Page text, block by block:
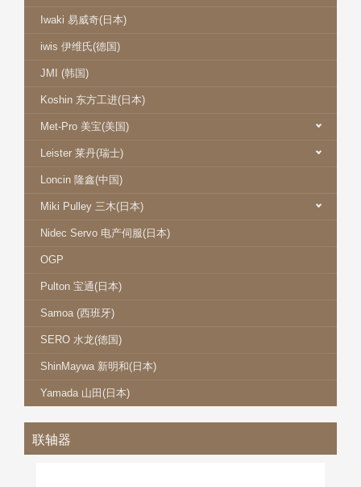
Iwaki 易威奇(日本)
iwis 伊维氏(德国)
JMI (韩国)
Koshin 东方工进(日本)
Met-Pro 美宝(美国)
Leister 莱丹(瑞士)
Loncin 隆鑫(中国)
Miki Pulley 三木(日本)
Nidec Servo 电产伺服(日本)
OGP
Pulton 宝通(日本)
Samoa (西班牙)
SERO 水龙(德国)
ShinMaywa 新明和(日本)
Yamada 山田(日本)
联轴器